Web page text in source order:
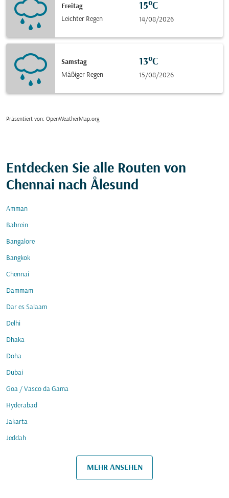
Freitag
Leichter Regen
15°C
14/08/2026
Samstag
Mäßiger Regen
13°C
15/08/2026
Präsentiert von: OpenWeatherMap.org
Entdecken Sie alle Routen von
Chennai nach Ålesund
Amman
Bahrein
Bangalore
Bangkok
Chennai
Dammam
Dar es Salaam
Delhi
Dhaka
Doha
Dubai
Goa / Vasco da Gama
Hyderabad
Jakarta
Jeddah
MEHR ANSEHEN